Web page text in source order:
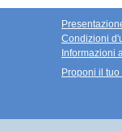
Condizioni
Informazioni
Proponi il tuo